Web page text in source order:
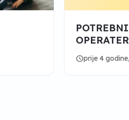
LHL
scheduleprije 4